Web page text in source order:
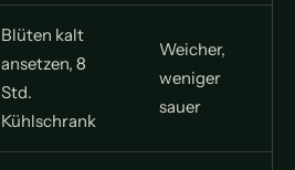
Blüten kalt
ansetzen, 8
Std.
Kühlschrank
Weicher,
weniger
sauer